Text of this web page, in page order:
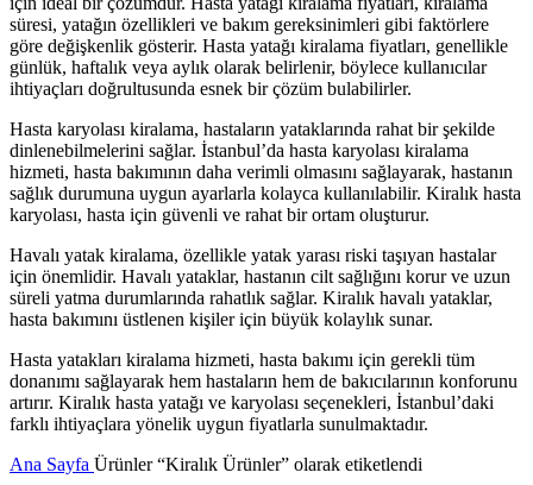
süresi, yatağın özellikleri ve bakım gereksinimleri gibi faktörlere
göre değişkenlik gösterir. Hasta yatağı kiralama fiyatları, genellikle
günlük, haftalık veya aylık olarak belirlenir, böylece kullanıcılar
ihtiyaçları doğrultusunda esnek bir çözüm bulabilirler.
Hasta karyolası kiralama, hastaların yataklarında rahat bir şekilde
dinlenebilmelerini sağlar. İstanbul’da hasta karyolası kiralama
hizmeti, hasta bakımının daha verimli olmasını sağlayarak, hastanın
sağlık durumuna uygun ayarlarla kolayca kullanılabilir. Kiralık hasta
karyolası, hasta için güvenli ve rahat bir ortam oluşturur.
Havalı yatak kiralama, özellikle yatak yarası riski taşıyan hastalar
için önemlidir. Havalı yataklar, hastanın cilt sağlığını korur ve uzun
süreli yatma durumlarında rahatlık sağlar. Kiralık havalı yataklar,
hasta bakımını üstlenen kişiler için büyük kolaylık sunar.
Hasta yatakları kiralama hizmeti, hasta bakımı için gerekli tüm
donanımı sağlayarak hem hastaların hem de bakıcılarının konforunu
artırır. Kiralık hasta yatağı ve karyolası seçenekleri, İstanbul’daki
farklı ihtiyaçlara yönelik uygun fiyatlarla sunulmaktadır.
Ana Sayfa Ürünler “Kiralık Ürünler” olarak etiketlendi